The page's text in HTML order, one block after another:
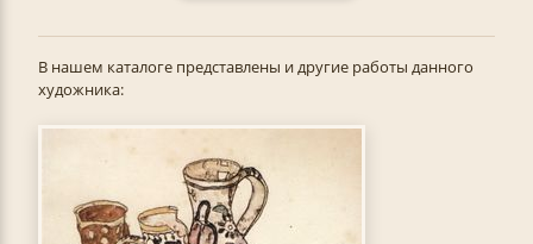
В нашем каталоге представлены и другие работы данного
художника: